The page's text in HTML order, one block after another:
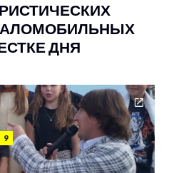
ДНЯ
9